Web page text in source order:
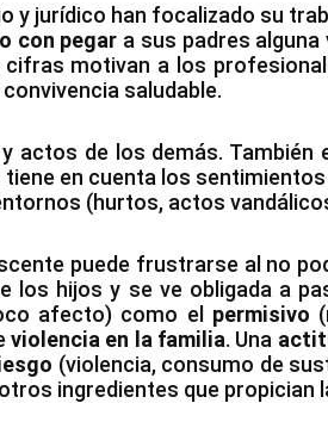
y jurídico han focalizado su
con pegar a sus padres alguna
cifras motivan a los
saludable.
actos de los demás. También
tiene en cuenta los
(hurtos, actos
puede frustrarse al no
los hijos y se ve obligada a
afecto) como el permisivo
violencia en la familia. Una
(violencia, consumo de
ingredientes que propician